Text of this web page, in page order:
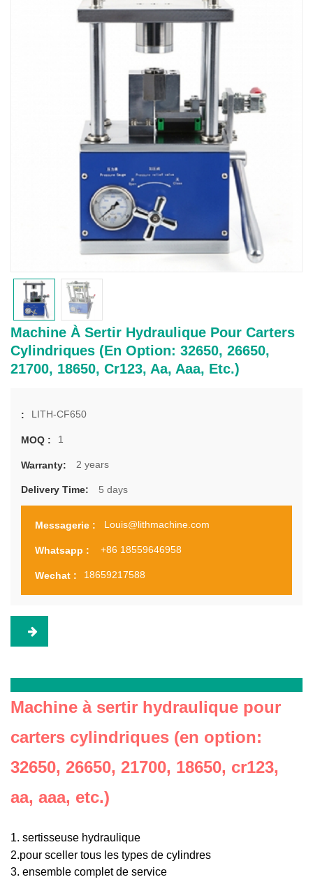
Machine À Sertir Hydraulique Pour Carters
Cylindriques (en Option: 32650, 26650,
21700, 18650, Cr123, Aa, Aaa, Etc.)
: LITH-CF650
MOQ : 1
Warranty: 2 years
Delivery Time: 5 days
Messagerie : Louis@lithmachine.com
Whatsapp : +86 18559646958
Wechat : 18659217588
Machine à sertir hydraulique pour
carters cylindriques (en option:
32650, 26650, 21700, 18650, cr123,
aa, aaa, etc.)
1. sertisseuse hydraulique
2.pour sceller tous les types de cylindres
3. ensemble complet de service